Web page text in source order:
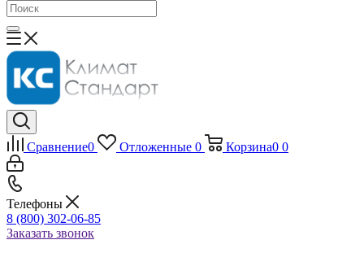
Сравнение0 Отложенные 0 Корзина0 0
Телефоны
8 (800) 302-06-85
Заказать звонок